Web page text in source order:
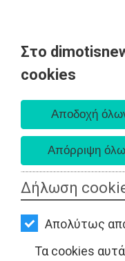
Στο
cookies
Δήλωση
Απολύτως
Τα cookies αυτά
AΡΧΙΚΗ
ΕΙΔΗΣΕΙΣ
ΠΟΛΙΤΙΚΗ
ΤΟΠΙΚΗ
ΟΙΚΟΝΟΜΙΑ
ΑΘΛΗΤΙΣΜΟΣ
ΤΟΠΙΚΗ